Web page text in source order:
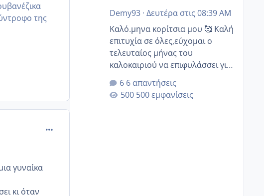
της
comment_880081
γυναίκα
κι όταν
Demy93· Δευτέρα στις 08:39 AM
Καλό.μηνα κορίτσια μου 🥰 Καλή
επιτυχία σε όλες,εύχομαι ο
τελευταίος μήνας του
καλοκαιριού να επιφυλάσσει για
όλες σας την πιο όμορφη
έκπληξη 🧿 @Elk @Melikara86
@Παρασκευαιδου @Zenia z
6 απαντήσεις
500 εμφανίσεις